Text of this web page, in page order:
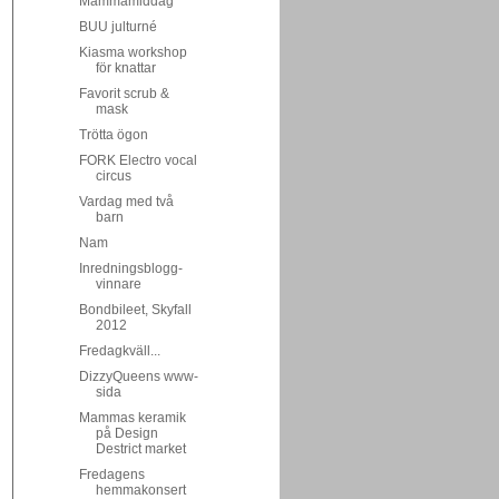
BUU julturné
Kiasma workshop
för knattar
Favorit scrub &
mask
Trötta ögon
FORK Electro vocal
circus
Vardag med två
barn
Nam
Inredningsblogg-
vinnare
Bondbileet, Skyfall
2012
Fredagkväll...
DizzyQueens www-
sida
Mammas keramik
på Design
Destrict market
Fredagens
hemmakonsert